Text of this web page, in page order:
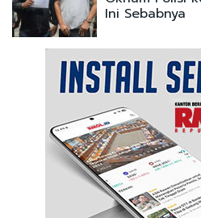
Ini Sebabnya